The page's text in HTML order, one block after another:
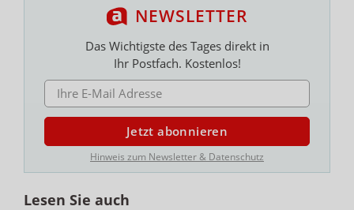
NEWSLETTER
Das Wichtigste des Tages direkt in
Ihr Postfach. Kostenlos!
E-MAIL ADRESSE
Jetzt abonnieren
Hinweis zum Newsletter & Datenschutz
Lesen Sie auch